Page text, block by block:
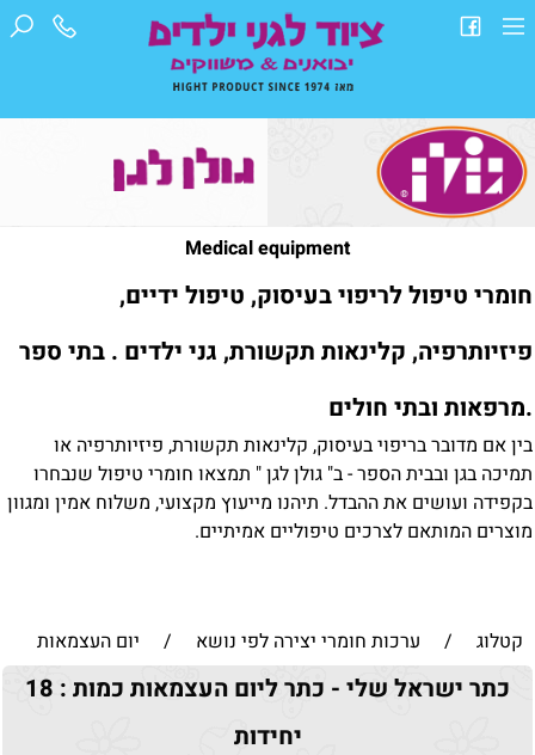
Medical equipment
חומרי טיפול לריפוי בעיסוק, טיפול ידיים,
פיזיותרפיה, קלינאות תקשורת, גני ילדים . בתי ספר
.מרפאות ובתי חולים
בין אם מדובר בריפוי בעיסוק, קלינאות תקשורת, פיזיותרפיה או
תמיכה בגן ובבית הספר - ב" גולן לגן " תמצאו חומרי טיפול שנבחרו
בקפידה ועושים את ההבדל. תיהנו מייעוץ מקצועי, משלוח אמין ומגוון
מוצרים המותאם לצרכים טיפוליים אמיתיים.
קטלוג / ערכות חומרי יצירה לפי נושא / יום העצמאות
כתר ישראל שלי - כתר ליום העצמאות כמות : 18
יחידות